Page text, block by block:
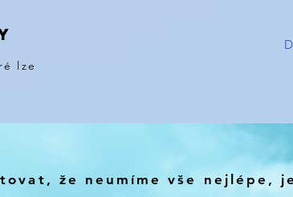
lze
že neumíme vše nejlépe,